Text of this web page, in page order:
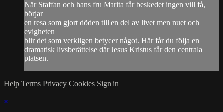
När Staffan och hans fru Marita får beskedet ingen vill få,
börjar
en resa som gjort döden till en del av livet men nuet och
evigheten
blir det som verkligen betyder något. Här får du följa en
dramatisk livsberättelse där Jesus Kristus får den centrala
platsen.
Help Terms Privacy Cookies Sign in
×